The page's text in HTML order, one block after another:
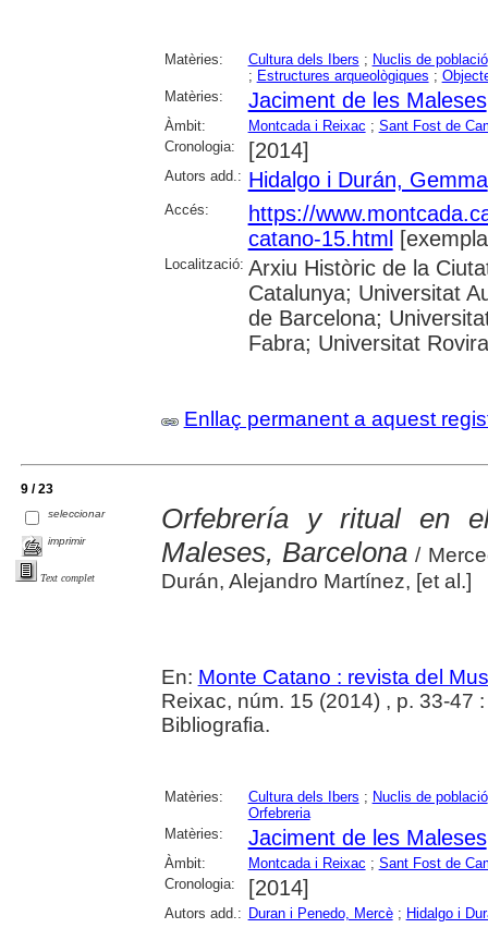
Matèries: Cultura dels Ibers ; Nuclis de població
; Estructures arqueològiques ;
Matèries:
Jaciment de les Maleses
Àmbit: Montcada i Reixac ; Sant Fost de
Cronologia:
[2014]
Autors add.: Hidalgo i Durán, Gemma
Accés:
https://
catano-15.html
Localització: Arxiu Històric de la
Catalunya; Universitat
de Barcelona;
Fabra; Universitat
Enllaç permanent a aquest
9 / 23
seleccionar
imprimir
Text complet
Orfebrería y ritual en
Maleses, Barcelona /
Durán, Alejandro Martínez, [et al.]
En: Monte Catano : revista del
Reixac, núm. 15 (2014) , p. 33-47 :
Bibliografia.
Matèries: Cultura dels Ibers ; Nuclis de població
Orfebreria
Matèries:
Jaciment de les Maleses
Àmbit: Montcada i Reixac ; Sant Fost de
Cronologia:
[2014]
Autors add.: Duran i Penedo, Mercè; Hidalgo i